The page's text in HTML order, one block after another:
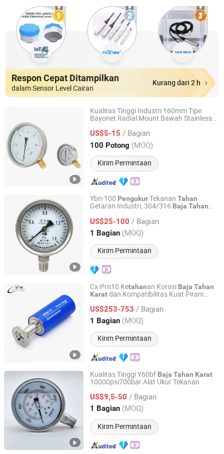
Respon Cepat Ditampilkan
dalam Sensor Level Cairan
Kurang dari 2 h
Kualitas Tinggi Industri 160mm Tipe
Bayonet Radial Mount Bawah Stainless
Pengukur Tekanan
US$5-15 / Bagian
100 Potong (MOQ)
Kirim Permintaan
Yuyao Gongchuang Instrument Co., Ltd.
Zhejiang, China Harga mulai 2018
Ybn-100 PengukurTekanan Tahan
Getaran Industri, 304/316 Baja Tahan
US$25-100 / Bagian
1 Bagian (MOQ)
Kirim Permintaan
Tianchang Yuheng Electric Co., Ltd.
Anhui, China Harga mulai 2026
Cx-Prn10 Ketahanan Korosi Baja Tahan
Karatdan Kompatibilitas Kuat Pirani
US$253-753 / Bagian
1 Bagian (MOQ)
Kirim Permintaan
Shanghai Cixi Instrument Co., Ltd.
Shanghai, China Harga mulai 2009
Kualitas Tinggi Y60bf Baja Tahan Karat
10000psi700bar Alat Ukur Tekanan
US$9,5-50 / Bagian
1 Bagian (MOQ)
Kirim Permintaan
Hangzhou Wanxing Instrument Co., Ltd.
Zhejiang, China Harga mulai 2026